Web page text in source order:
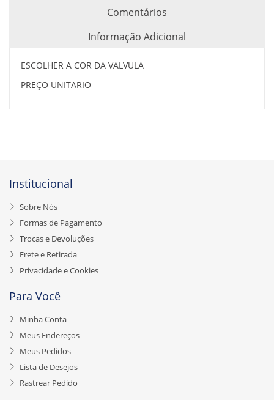
Comentários
Informação Adicional
ESCOLHER A COR DA VALVULA
PREÇO UNITARIO
Institucional
Sobre Nós
Formas de Pagamento
Trocas e Devoluções
Frete e Retirada
Privacidade e Cookies
Para Você
Minha Conta
Meus Endereços
Meus Pedidos
Lista de Desejos
Rastrear Pedido